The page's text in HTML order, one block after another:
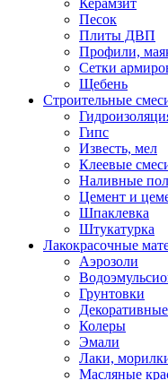
Керамзит
Песок
Плиты ДВП
Профили,
Сетки
Щебень
Строительные
Гипс
Известь, мел
Клеевые
Наливные
Цемент и
Шпаклевка
Штукатурка
Лакокрасочные
Аэрозоли
Грунтовки
Колеры
Эмали
Лаки,
Масляные